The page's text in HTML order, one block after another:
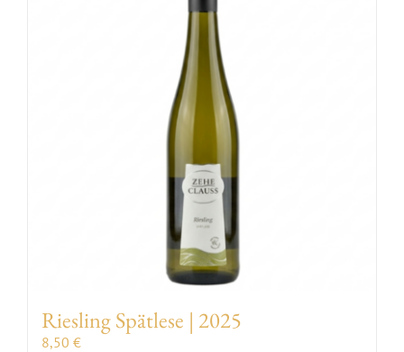
AUSZEICHNUNGEN
KONTAKT | ÖFFNUNGSZEITEN
SHOP
Riesling Spätlese | 2025
8,50 €